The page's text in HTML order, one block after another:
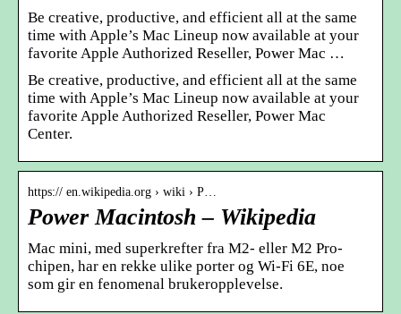
Be creative, productive, and efficient all at the same
time with Apple’s Mac Lineup now available at your
favorite Apple Authorized Reseller, Power Mac …
Be creative, productive, and efficient all at the same
time with Apple’s Mac Lineup now available at your
favorite Apple Authorized Reseller, Power Mac
Center.
https:// en.wikipedia.org › wiki › P…
Power Macintosh – Wikipedia
Mac mini, med superkrefter fra M2- eller M2 Pro-
chipen, har en rekke ulike porter og Wi‑Fi 6E, noe
som gir en fenomenal brukeropplevelse.